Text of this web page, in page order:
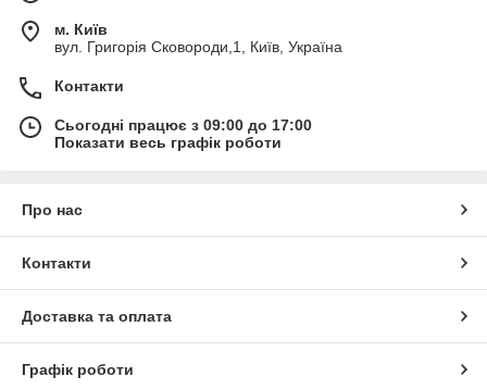
м. Київ
вул. Григорія Сковороди,1, Київ, Україна
Контакти
Сьогодні працює з 09:00 до 17:00
Показати весь графік роботи
Про нас
Контакти
Доставка та оплата
Графік роботи